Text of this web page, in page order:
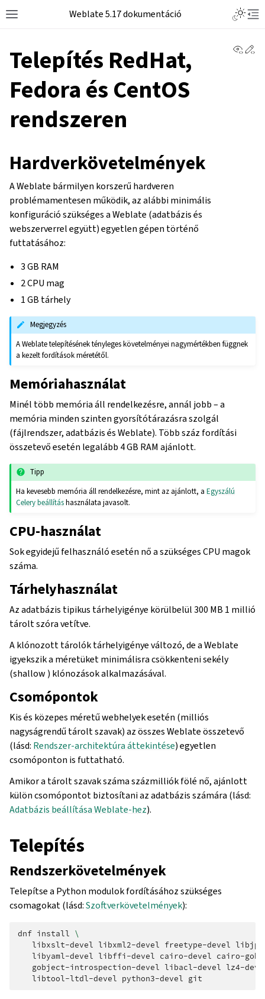
Weblate 5.17 dokumentáció
Telepítés RedHat,
Fedora és CentOS
rendszeren
Hardverkövetelmények
A Weblate bármilyen korszerű hardveren
problémamentesen működik, az alábbi minimális
konfiguráció szükséges a Weblate (adatbázis és
webszerverrel együtt) egyetlen gépen történő
futtatásához:
3 GB RAM
2 CPU mag
1 GB tárhely
Megjegyzés
A Weblate telepítésének tényleges követelményei nagymértékben függnek
a kezelt fordítások méretétől.
Memóriahasználat
Minél több memória áll rendelkezésre, annál jobb – a
memória minden szinten gyorsítótárazásra szolgál
(fájlrendszer, adatbázis és Weblate). Több száz fordítási
összetevő esetén legalább 4 GB RAM ajánlott.
Tipp
Ha kevesebb memória áll rendelkezésre, mint az ajánlott, aEgyszálú
Celery beállításhasználata javasolt.
CPU-használat
Sok egyidejű felhasználó esetén nő a szükséges CPU magok
száma.
Tárhelyhasználat
Az adatbázis tipikus tárhelyigénye körülbelül 300 MB 1 millió
tárolt szóra vetítve.
A klónozott tárolók tárhelyigénye változó, de a Weblate
igyekszik a méretüket minimálisra csökkenteni sekély
(shallow ) klónozások alkalmazásával.
Csomópontok
Kis és közepes méretű webhelyek esetén (milliós
nagyságrendű tárolt szavak) az összes Weblate összetevő
(lásd: Rendszer-architektúra áttekintése) egyetlen
csomóponton is futtatható.
Amikor a tárolt szavak száma százmilliók fölé nő, ajánlott
külön csomópontot biztosítani az adatbázis számára (lásd:
Adatbázis beállítása Weblate-hez).
Telepítés
Rendszerkövetelmények
Telepítse a Python modulok fordításához szükséges
csomagokat (lásd:Szoftverkövetelmények):
dnf install \
libxslt-devel libxml2-devel freetype-devel
libyaml-devel libffi-devel cairo-devel cairo-
gobject-introspection-devel libacl-devel lz4-
libtool-ltdl-devel python3-devel